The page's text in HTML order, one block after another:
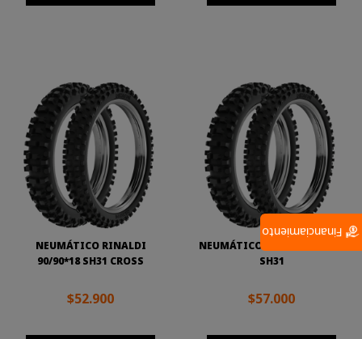
NEUMÁTICO RINALDI
90/90*18 SH31 CROSS
$52.900
NEUMÁTICO RINALDI 300*21
SH31
$57.000
Financiamiento